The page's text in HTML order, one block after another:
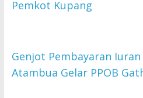
Pemkot Kupang
Genjot Pembayaran Iuran
Atambua Gelar PPOB